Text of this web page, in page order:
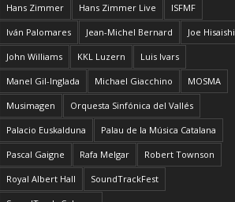
Hans Zimmer Hans Zimmer Live ISFMF
Iván Palomares Jean-Michel Bernard Joe Hisaishi
John Williams KKL Luzern Luis Ivars
Manel Gil-Inglada Michael Giacchino MOSMA
Musimagen Orquesta Sinfónica del Vallés
Palacio Euskalduna Palau de la Música Catalana
Pascal Gaigne Rafa Melgar Robert Townson
Royal Albert Hall SoundTrackFest